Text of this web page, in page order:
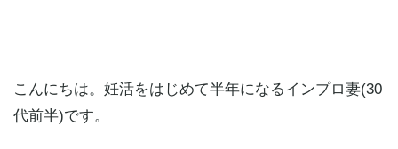
こんにちは。妊活をはじめて半年になるインプロ妻(30
代前半)です。